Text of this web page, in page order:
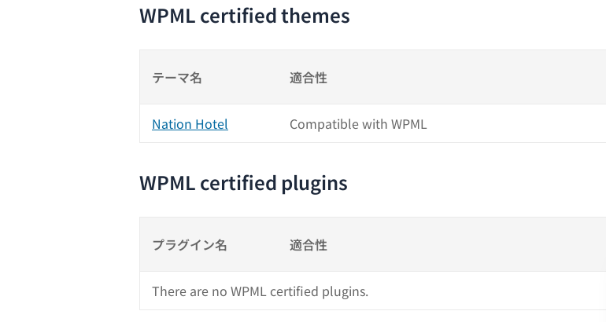
WPML certified themes
テーマ名 適合性
Nation Hotel Compatible with WPML
WPML certified plugins
プラグイン名 適合性
There are no WPML certified plugins.